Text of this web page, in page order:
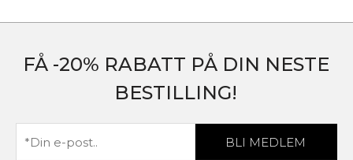
FÅ -20% RABATT PÅ DIN NESTE
BESTILLING!